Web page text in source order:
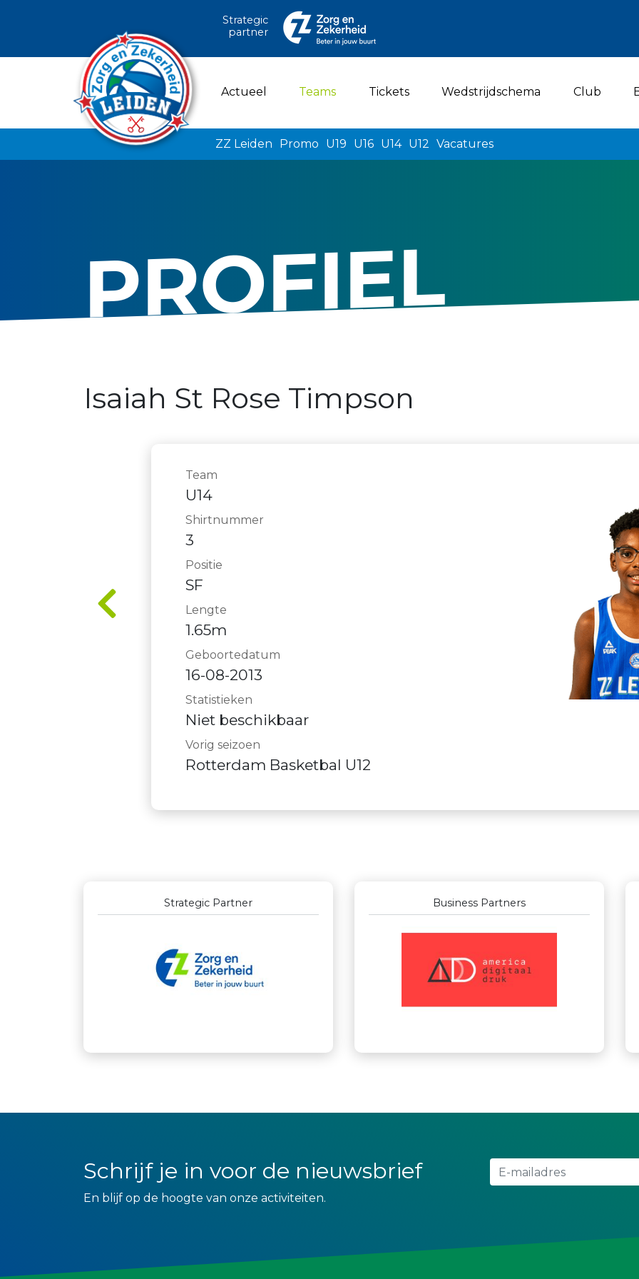
Strategic
partner
Actueel Teams(current)Tickets Wedstrijdschema Club
ZZ Leiden Promo U19 U16 U14 U12 Vacatures
PROFIEL
Isaiah St Rose Timpson
Team
U14
Shirtnummer
3
Positie
SF
Lengte
1.65m
Geboortedatum
16-08-2013
Statistieken
Niet beschikbaar
Vorig seizoen
Rotterdam Basketbal U12
Outstanding Partners GOLD Business Partners
Schrijf je in voor de nieuwsbrief
En blijf op de hoogte van onze activiteiten.